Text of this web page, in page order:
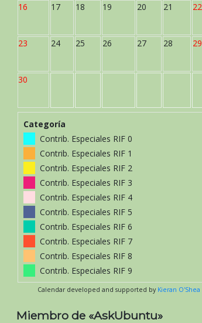
16 17 18 19 20 21 22
23 24 25 26 27 28 29
30
Categoría
Contrib. Especiales RIF 0
Contrib. Especiales RIF 1
Contrib. Especiales RIF 2
Contrib. Especiales RIF 3
Contrib. Especiales RIF 4
Contrib. Especiales RIF 5
Contrib. Especiales RIF 6
Contrib. Especiales RIF 7
Contrib. Especiales RIF 8
Contrib. Especiales RIF 9
Calendar developed and supported by Kieran O'Shea
Miembro de «AskUbuntu»